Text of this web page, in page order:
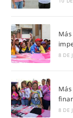
8 DE
8 DE